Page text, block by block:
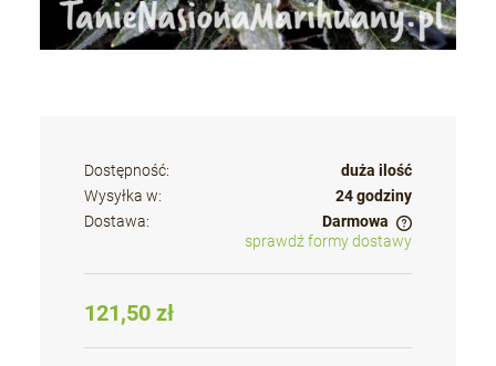
Dostępność:
duża ilość
Wysyłka w:
24 godziny
Dostawa:
Darmowa
Cena nie zawiera ewentualnych kosztów płatności
sprawdź formy dostawy
121,50 zł